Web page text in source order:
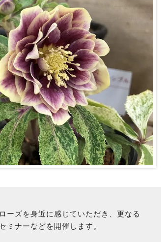
ーズを身近に感じていただき、更なる
ミナーなどを開催します。